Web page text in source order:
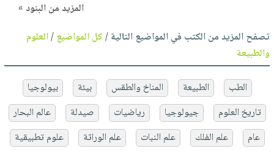
المزيد من البنود »
تصفح المزيد من الكتب في المواضيع التالية /كل المواضيع/العلوم
والطبيعة
الطب الطبيعة المناخ والطقس بيئة
بيولوجيا
تاريخ العلوم
جيولوجيا رياضيات صيدلة
عالم البحار
عام
علم الفلك علم النبات علم الوراثة
علوم تطبيقية